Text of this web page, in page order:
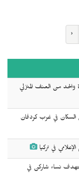
‹
والحد من العنف المنزلي
السكان في غرب كردفان
نساء شاركن في